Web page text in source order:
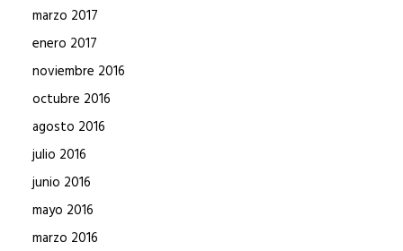
marzo 2017
enero 2017
noviembre 2016
octubre 2016
agosto 2016
julio 2016
junio 2016
mayo 2016
marzo 2016